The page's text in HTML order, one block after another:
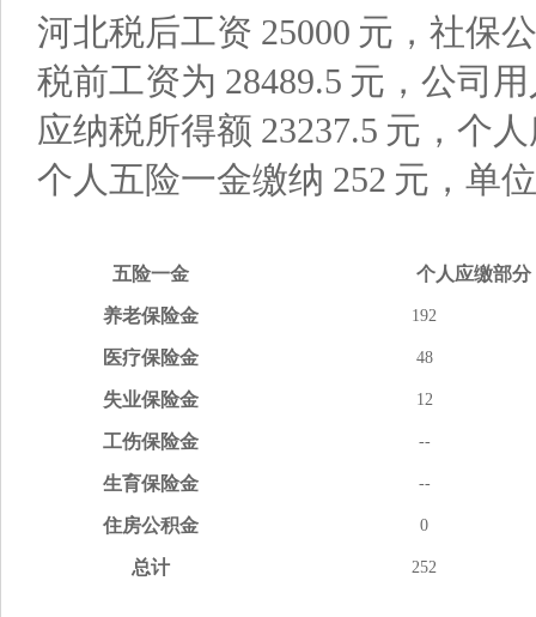
河北税后工资 25000 元，社保
税前工资为 28489.5 元，公司
应纳税所得额 23237.5 元，个
个人五险一金缴纳 252 元，单
五险一金 个人应缴部分
养老保险金 192
医疗保险金 48
失业保险金 12
工伤保险金 --
生育保险金 --
住房公积金 0
总计 252